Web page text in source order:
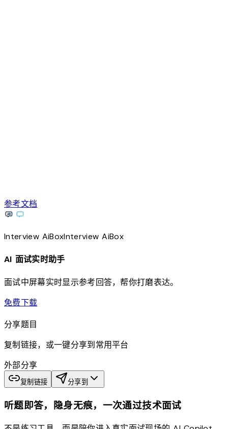
参考文档
Interview AiBoxInterviewAiBox
AI 面试实时助手
面试中屏幕实时显示参考回答，帮你打磨表达。
免费下载download
分享题目
复制链接，或一键分享到常用平台
外部分享
复制链接 分享到
听题即答，隐身无痕，一次通过技术面试